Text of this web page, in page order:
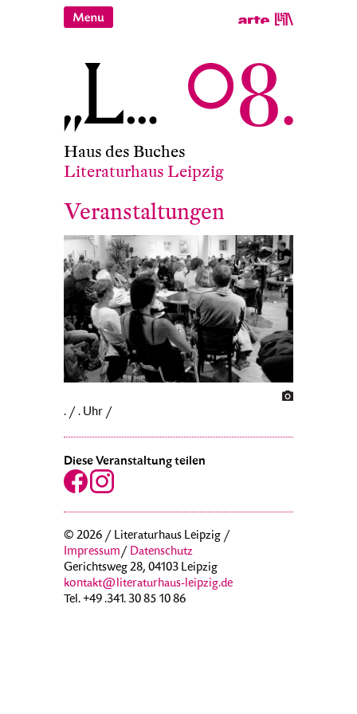
Haus des Buches
Literaturhaus Leipzig
Veranstaltungen
. / . Uhr /
Diese Veranstaltung teilen
© 2026 / Literaturhaus Leipzig /
Impressum/ Datenschutz
Gerichtsweg 28, 04103 Leipzig
kontakt@literaturhaus-leipzig.de
Tel. +49 .341. 30 85 10 86